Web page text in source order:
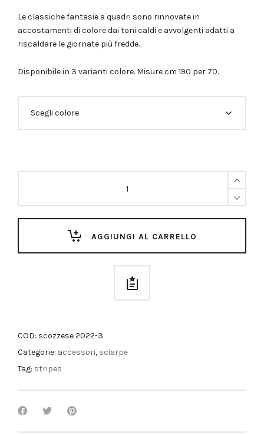
Le classiche fantasie a quadri sono rinnovate in
accostamenti di colore dai toni caldi e avvolgenti adatti a
riscaldare le giornate più fredde.
Disponibile in 3 varianti colore. Misure cm 190 per 70.
AGGIUNGI AL CARRELLO
COD: scozzese 2022-3
Categorie: accessori, sciarpe
Tag: stripes